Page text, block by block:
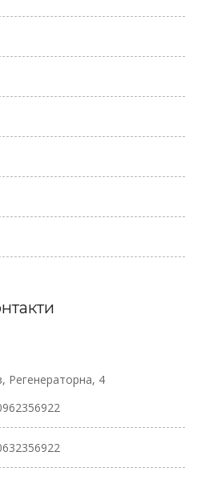
Регенераторна, 4